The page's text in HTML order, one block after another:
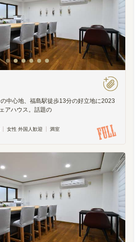
中心地、福島駅徒歩13分の好立地に2023
アハウス。話題の
女性 外国人歓迎 満室